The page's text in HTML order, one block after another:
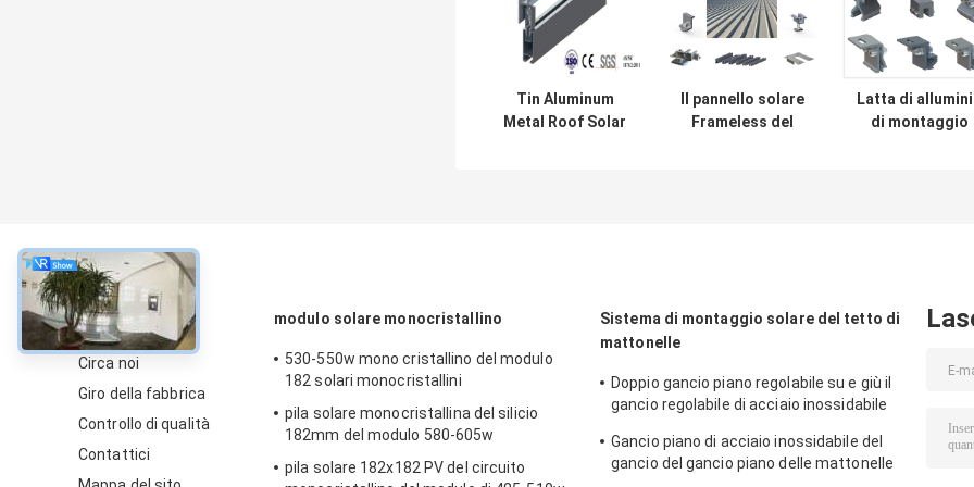
Tin Aluminum
Metal Roof Solar
Il pannello solare
Frameless del
Latta di
di montaggio
circa
Circa noi
Giro della fabbrica
Controllo di qualità
Contattici
modulo solare monocristallino
530-550w mono cristallino del modulo
182 solari monocristallini
pila solare monocristallina del silicio
182mm del modulo 580-605w
pila solare 182x182 PV del circuito
Sistema di montaggio solare del tetto di
mattonelle
Doppio gancio piano regolabile su e giù il
gancio regolabile di acciaio inossidabile
Gancio piano di acciaio inossidabile del
gancio del gancio piano delle mattonelle